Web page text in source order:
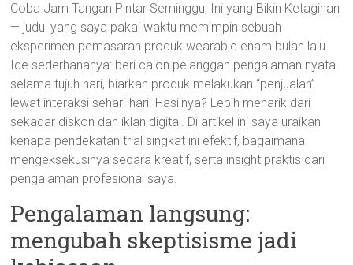
Coba Jam Tangan Pintar Seminggu, Ini yang Bikin Ketagihan
— judul yang saya pakai waktu memimpin sebuah
eksperimen pemasaran produk wearable enam bulan lalu.
Ide sederhananya: beri calon pelanggan pengalaman nyata
selama tujuh hari, biarkan produk melakukan “penjualan”
lewat interaksi sehari-hari. Hasilnya? Lebih menarik dari
sekadar diskon dan iklan digital. Di artikel ini saya uraikan
kenapa pendekatan trial singkat ini efektif, bagaimana
mengeksekusinya secara kreatif, serta insight praktis dari
pengalaman profesional saya.
Pengalaman langsung:
mengubah skeptisisme jadi